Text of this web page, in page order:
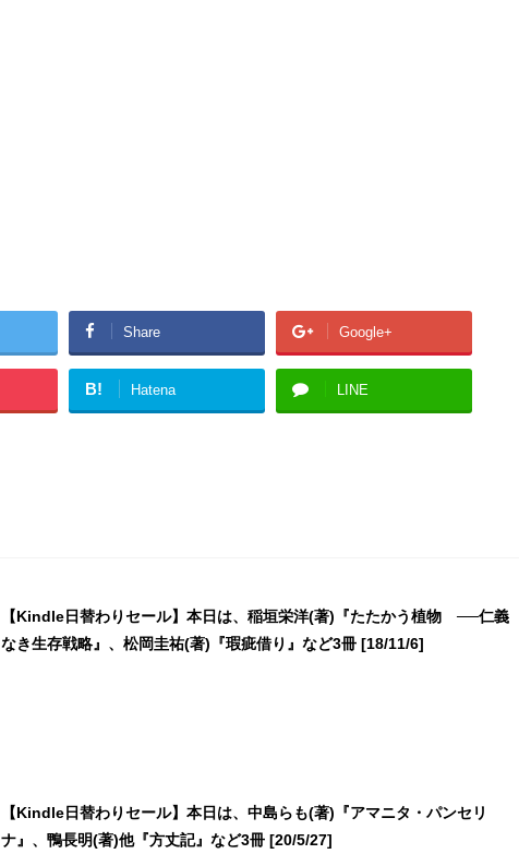
Share Google+
B! Hatena LINE
【Kindle日替わりセール】本日は、稲垣栄洋(著)『たたかう植物 ──仁義
なき生存戦略』、松岡圭祐(著)『瑕疵借り』など3冊 [18/11/6]
【Kindle日替わりセール】本日は、中島らも(著)『アマニタ・パンセリ
ナ』、鴨長明(著)他『方丈記』など3冊 [20/5/27]